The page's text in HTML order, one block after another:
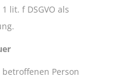
lit. f DSGVO als
Person